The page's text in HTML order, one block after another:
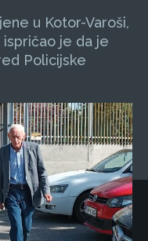
u Kotor-Varoši,
je da je
Policijske